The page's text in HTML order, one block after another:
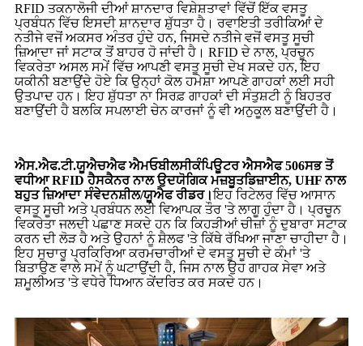
RFID ਤਕਨਾਲੋਜੀ ਦੀਆਂ ਸ਼ਾਨਦਾਰ ਵਿਸ਼ੇਸ਼ਤਾਵਾਂ ਵਿੱਚੋਂ ਇੱਕ ਵਸਤੂ
ਪ੍ਰਬੰਧਨ ਵਿੱਚ ਇਸਦੀ ਸ਼ਾਨਦਾਰ ਸ਼ੁੱਧਤਾ ਹੈ। ਰਵਾਇਤੀ ਤਰੀਕਿਆਂ ਦੇ
ਨਤੀਜੇ ਵਜੋਂ ਅਕਸਰ ਅੰਤਰ ਹੁੰਦੇ ਹਨ, ਜਿਸਦੇ ਨਤੀਜੇ ਵਜੋਂ ਵਸਤੂ ਸੂਚੀ
ਜ਼ਿਆਦਾ ਜਾਂ ਸਟਾਕ ਤੋਂ ਬਾਹਰ ਹੋ ਜਾਂਦੀ ਹੈ। RFID ਦੇ ਨਾਲ, ਪ੍ਰਚੂਨ
ਵਿਕਰੇਤਾ ਅਸਲ ਸਮੇਂ ਵਿੱਚ ਆਪਣੀ ਵਸਤੂ ਸੂਚੀ ਦੇਖ ਸਕਦੇ ਹਨ, ਇਹ
ਯਕੀਨੀ ਬਣਾਉਂਦੇ ਹੋਏ ਕਿ ਉਨ੍ਹਾਂ ਕੋਲ ਹਮੇਸ਼ਾ ਆਪਣੇ ਗਾਹਕਾਂ ਲਈ ਸਹੀ
ਉਤਪਾਦ ਹਨ। ਇਹ ਸ਼ੁੱਧਤਾ ਨਾ ਸਿਰਫ਼ ਗਾਹਕਾਂ ਦੀ ਸੰਤੁਸ਼ਟੀ ਨੂੰ ਬਿਹਤਰ
ਬਣਾਉਂਦੀ ਹੈ ਬਲਕਿ ਸਪਲਾਈ ਚੇਨ ਕਾਰਜਾਂ ਨੂੰ ਵੀ ਅਨੁਕੂਲ ਬਣਾਉਂਦੀ ਹੈ।
ਐਸ.ਐਫ.ਟੀ.ਯੂਐਚਐਫ ਐਮਓਬੀਲਸੀਕੰਪਿਊਟਰ ਐਸਐਫ 506ਸਭ ਤੋਂ
ਵਧੀਆ RFID ਹੈਸਕੈਨਰ ਨਾਲ ਉਦਯੋਗਿਕ ਮਜ਼ਬੂਤਡਿਜ਼ਾਈਨ, UHF ਨਾਲ
ਬਹੁਤ ਜ਼ਿਆਦਾ ਸੰਵੇਦਨਸ਼ੀਲ/ਯੂਐਫ ਰੀਡਰ।ਇਹ ਰਿਟੇਲਰ ਵਿੱਚ ਆਸਾਨ
ਵਸਤੂ ਸੂਚੀ ਅਤੇ ਪ੍ਰਬੰਧਨ ਲਈ ਵਿਆਪਕ ਤੌਰ 'ਤੇ ਲਾਗੂ ਹੁੰਦਾ ਹੈ। ਪ੍ਰਚੂਨ
ਵਿਕਰੇਤਾ ਜਲਦੀ ਪਛਾਣ ਸਕਦੇ ਹਨ ਕਿ ਕਿਹੜੀਆਂ ਚੀਜ਼ਾਂ ਨੂੰ ਦੁਬਾਰਾ ਸਟਾਕ
ਕਰਨ ਦੀ ਲੋੜ ਹੈ ਅਤੇ ਉਹਨਾਂ ਨੂੰ ਸ਼ੈਲਫ 'ਤੇ ਕਿੱਥੇ ਰੱਖਿਆ ਜਾਣਾ ਚਾਹੀਦਾ ਹੈ।
ਇਹ ਸੁਚਾਰੂ ਪ੍ਰਕਿਰਿਆ ਕਰਮਚਾਰੀਆਂ ਦੇ ਵਸਤੂ ਸੂਚੀ ਦੇ ਕੰਮਾਂ 'ਤੇ
ਬਿਤਾਉਣ ਵਾਲੇ ਸਮੇਂ ਨੂੰ ਘਟਾਉਂਦੀ ਹੈ, ਜਿਸ ਨਾਲ ਉਹ ਗਾਹਕ ਸੇਵਾ ਅਤੇ
ਸ਼ਮੂਲੀਅਤ 'ਤੇ ਵਧੇਰੇ ਧਿਆਨ ਕੇਂਦਰਿਤ ਕਰ ਸਕਦੇ ਹਨ।